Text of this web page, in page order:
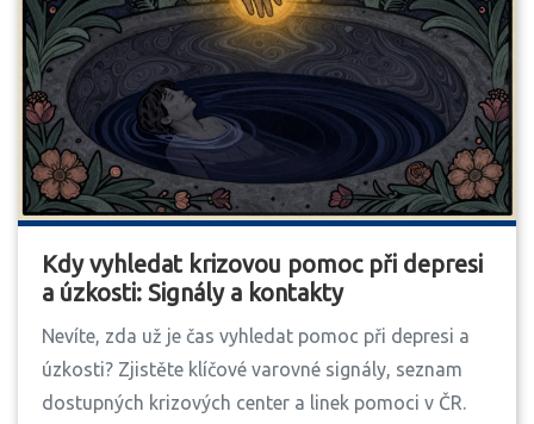
Kdy vyhledat krizovou pomoc při depresi
a úzkosti: Signály a kontakty
Nevíte, zda už je čas vyhledat pomoc při depresi a
úzkosti? Zjistěte klíčové varovné signály, seznam
dostupných krizových center a linek pomoci v ČR.